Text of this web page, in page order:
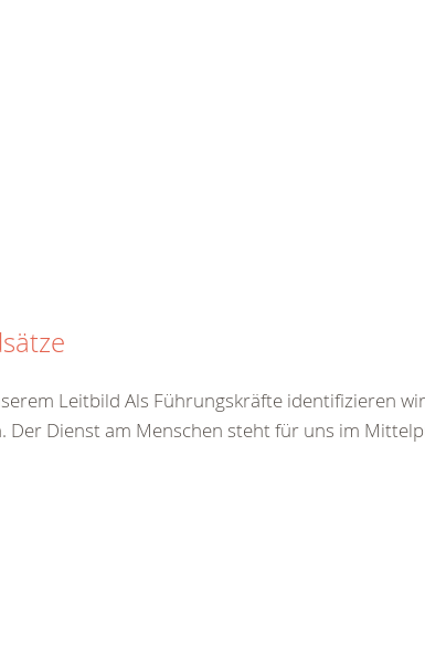
Leitbild Als Führungskräfte identifizieren
Der Dienst am Menschen steht für uns im